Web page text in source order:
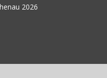
2026